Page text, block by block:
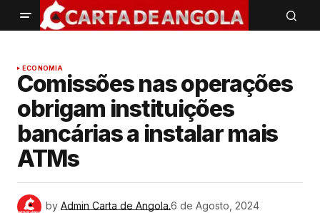
ECONOMIA
Comissões nas operações
obrigam instituições
bancárias a instalar mais
ATMs
by Admin Carta de Angola.6 de Agosto, 2024